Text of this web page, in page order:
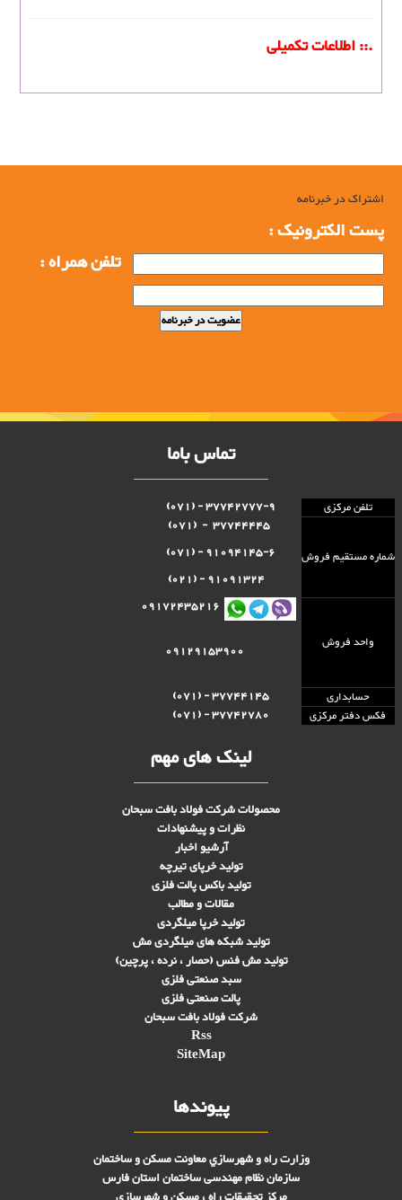
.:: اطلاعات تکمیلی
اشتراک در خبرنامه
پست الکترونیک :
تلفن همراه :
تماس باما
تلفن مرکزی 37742777-9 - (071)
شماره مستقيم فروش
91094145-6 - (071)
واحد فروش
09172435216
حسابداری
37744145 - (071)
فکس دفتر مرکزی
37742780 - (071)
لینک های مهم
محصولات شرکت فولاد بافت سبحان
نظرات و پیشنهادات
آرشیو اخبار
تولید خرپای تیرچه
تولید باکس پالت فلزی
مقالات و مطالب
تولید خرپا میلگردی
تولید شبکه های ميلگردی مش
تولید مش فنس (حصار ، نرده ، پرچین)
سبد صنعتی فلزی
پالت صنعتی فلزی
شرکت فولاد بافت سبحان
Rss
SiteMap
پیوندها
وزارت راه و شهرسازي معاونت مسکن و ساختمان
سازمان نظام مهندسی ساختمان استان فارس